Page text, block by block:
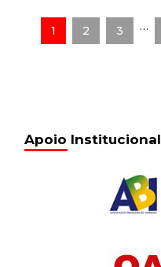
1 2 3 …
Apoio Institucional